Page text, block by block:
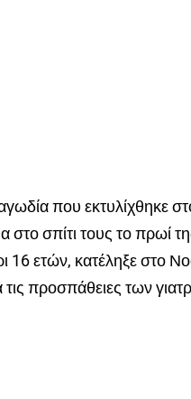
που εκτυλίχθηκε
στο σπίτι τους το πρωί
16 ετών, κατέληξε στο
προσπάθειες των